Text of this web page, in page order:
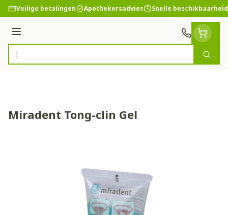
Ga naar de inhoud
Veilige betalingen Apothekersadvies Snelle beschikbaarheid
Menu
Product, merk, categorie...
Zoek
Miradent Tong-clin Gel